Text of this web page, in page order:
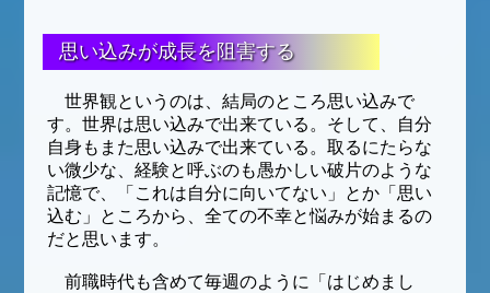
思い込みが成長を阻害する
世界観というのは、結局のところ思い込みで
す。世界は思い込みで出来ている。そして、自分
自身もまた思い込みで出来ている。取るにたらな
い微少な、経験と呼ぶのも愚かしい破片のような
記憶で、「これは自分に向いてない」とか「思い
込む」ところから、全ての不幸と悩みが始まるの
だと思います。
前職時代も含めて毎週のように「はじめまし